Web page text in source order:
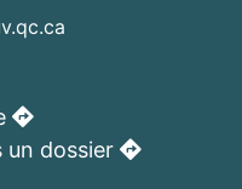
un dossier